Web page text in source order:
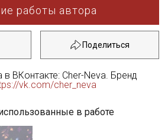
работы автора
ВКонтакте: Cher-Neva. Бренд
vk.com/cher_neva
в работе